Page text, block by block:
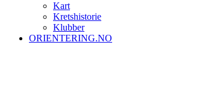
Kart
Kretshistorie
Klubber
ORIENTERING.NO